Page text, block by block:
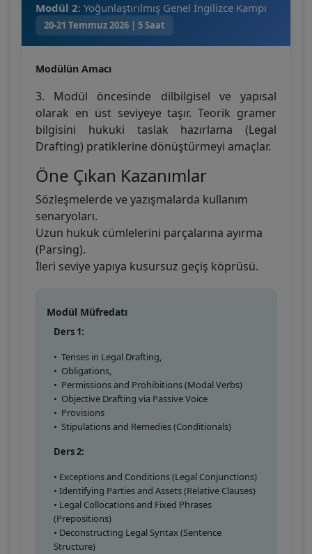
Modül 2: Yoğunlaştırılmış Genel İngilizce Kampı
20-21 Temmuz 2026 | 5 Saat
Modülün Amacı
3. Modül öncesinde dilbilgisel ve yapısal
olarak en üst seviyeye taşır. Teorik gramer
bilgisini hukuki taslak hazırlama (Legal
Drafting) pratiklerine dönüştürmeyi amaçlar.
Öne Çıkan Kazanımlar
Sözleşmelerde ve yazışmalarda kullanım
senaryoları.
Uzun hukuk cümlelerini parçalarına ayırma
(Parsing).
İleri seviye yapıya kusursuz geçiş köprüsü.
Modül Müfredatı
Ders 1:
• Tenses in Legal Drafting,
• Obligations,
• Permissions and Prohibitions (Modal Verbs)
• Objective Drafting via Passive Voice
• Provisions
• Stipulations and Remedies (Conditionals)
Ders 2:
• Exceptions and Conditions (Legal Conjunctions)
• Identifying Parties and Assets (Relative Clauses)
• Legal Collocations and Fixed Phrases
(Prepositions)
• Deconstructing Legal Syntax (Sentence
Structure)